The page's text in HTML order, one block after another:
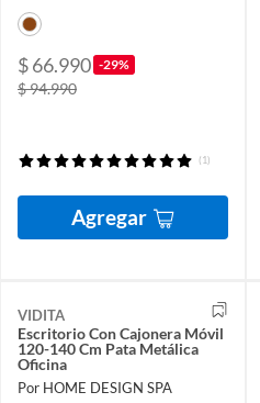
$ 66.990 -29%
$ 94.990
(1)
Agregar
VIDITA
Escritorio Con Cajonera Móvil
120-140 Cm Pata Metálica
Oficina
Por HOME DESIGN SPA